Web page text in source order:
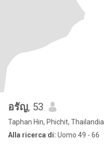
อรัญ, 53
Taphan Hin, Phichit, Thailandia
Alla ricerca di: Uomo 49 - 66